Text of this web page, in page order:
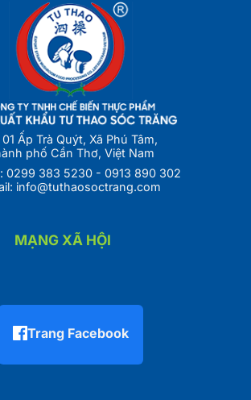
01 Ấp Trà Quýt, Xã Phú Tâm,
phố Cần Thơ, Việt Nam
0299 383 5230- 0913 890 302
info@tuthaosoctrang.com
MẠNG XÃ HỘI
Trang Facebook